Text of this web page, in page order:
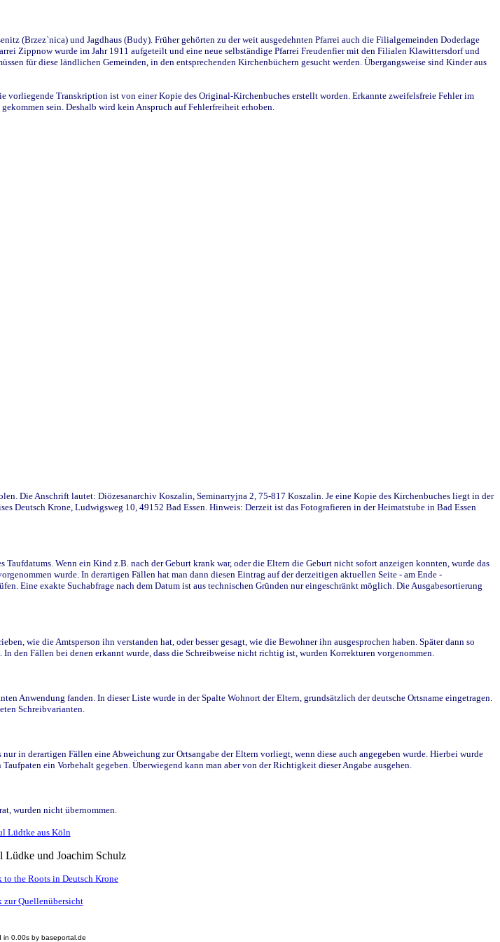
(Brzez`nica) und Jagdhaus (Budy). Früher gehörten zu der weit ausgedehnten Pfarrei auch die Filialgemeinden Doderlage
Zippnow wurde im Jahr 1911 aufgeteilt und eine neue selbständige Pfarrei Freudenfier mit den Filialen Klawittersdorf und
für diese ländlichen Gemeinden, in den entsprechenden Kirchenbüchern gesucht werden. Übergangsweise sind Kinder aus
vorliegende Transkription ist von einer Kopie des Original-Kirchenbuches erstellt worden. Erkannte zweifelsfreie Fehler im
sein. Deshalb wird kein Anspruch auf Fehlerfreiheit erhoben.
Die Anschrift lautet: Diözesanarchiv Koszalin, Seminarryjna 2, 75-817 Koszalin. Je eine Kopie des Kirchenbuches liegt in der
Deutsch Krone, Ludwigsweg 10, 49152 Bad Essen. Hinweis: Derzeit ist das Fotografieren in der Heimatstube in Bad Essen
Wenn ein Kind z.B. nach der Geburt krank war, oder die Eltern die Geburt nicht sofort anzeigen konnten, wurde das
wurde. In derartigen Fällen hat man dann diesen Eintrag auf der derzeitigen aktuellen Seite - am Ende -
Eine exakte Suchabfrage nach dem Datum ist aus technischen Gründen nur eingeschränkt möglich. Die Ausgabesortierung
wie die Amtsperson ihn verstanden hat, oder besser gesagt, wie die Bewohner ihn ausgesprochen haben. Später dann so
den Fällen bei denen erkannt wurde, dass die Schreibweise nicht richtig ist, wurden Korrekturen vorgenommen.
Anwendung fanden. In dieser Liste wurde in der Spalte Wohnort der Eltern, grundsätzlich der deutsche Ortsname eingetragen.
Schreibvarianten.
in derartigen Fällen eine Abweichung zur Ortsangabe der Eltern vorliegt, wenn diese auch angegeben wurde. Hierbei wurde
ein Vorbehalt gegeben. Überwiegend kann man aber von der Richtigkeit dieser Angabe ausgehen.
wurden nicht übernommen.
Lüdtke aus Köln
Lüdke und Joachim Schulz
to the Roots in Deutsch Krone
zur Quellenübersicht
in 0.00s by baseportal.de